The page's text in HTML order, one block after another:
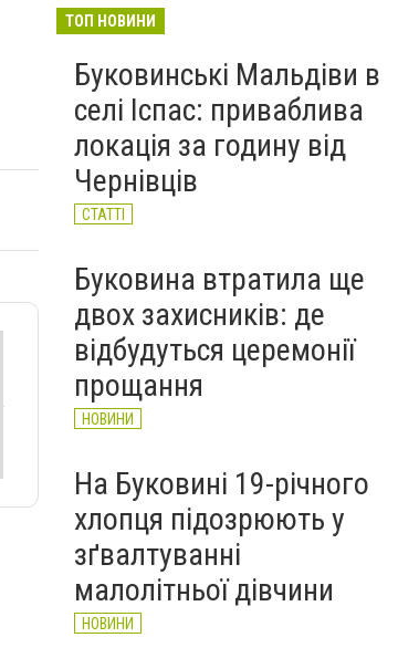
школярів
Чернівецька поліція
відреагувала на інцидент у
автобусі: водій вибачився
(ВІДЕО)
Вчора
ТОП НОВИНИ
Буковинські Мальдіви в
селі Іспас: приваблива
локація за годину від
Чернівців
СТАТТІ
Буковина втратила ще
двох захисників: де
відбудуться церемонії
прощання
НОВИНИ
На Буковині 19-річного
хлопця підозрюють у
зґвалтуванні
малолітньої дівчини
НОВИНИ